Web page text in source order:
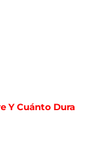
Y Cuánto Dura